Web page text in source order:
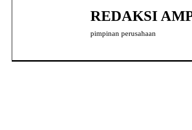
REDAKSI
pimpinan perusahaan